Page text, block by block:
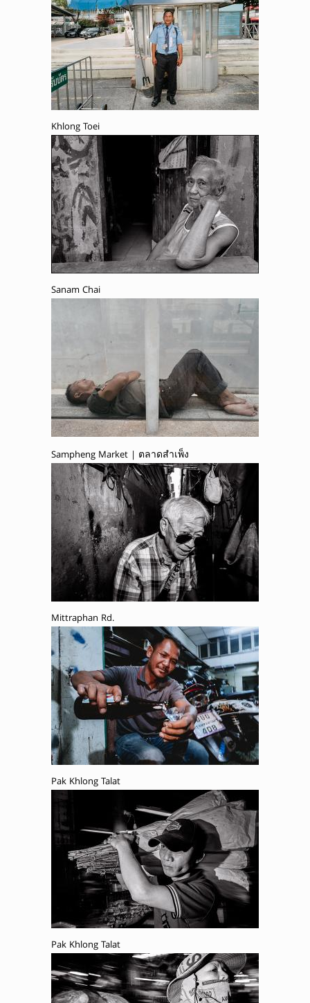
Khlong Toei
Sanam Chai
Sampheng Market | ตลาดสำเพ็ง
Mittraphan Rd.
Pak Khlong Talat
Pak Khlong Talat